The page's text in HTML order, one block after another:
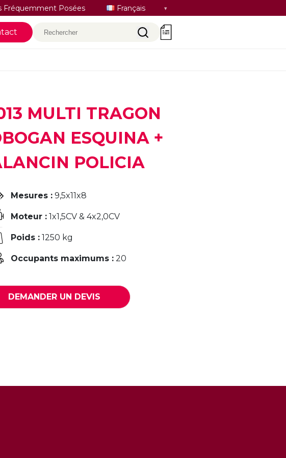
Fréquemment Posées
Sélectionner
Français
Rechercher 0
MULTI TRAGON
ESQUINA +
POLICIA
Mesures : 9,5x11x8
Moteur : 1x1,5CV & 4x2,0CV
Poids : 1250 kg
Occupants maximums : 20
DEMANDER UN DEVIS